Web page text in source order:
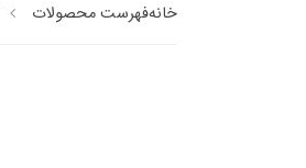
خانهفهرست محصولات